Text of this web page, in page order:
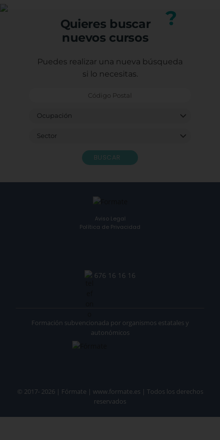
Quieres buscar
nuevos cursos
?
Puedes realizar una nueva búsqueda
si lo necesitas.
BUSCAR
Aviso Legal
Política de Privacidad
676 16 16 16
© 2017- 2026 | Fórmate | www.formate.es | Todos los derechos
reservados
Formación subvencionada por organismos estatales y
autonómicos